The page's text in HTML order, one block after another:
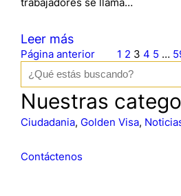
trabajadores se llama…
Leer más
Página anterior 1 2 3 4 5 …
s
c
a
Nuestras
Ciudadania, Golden Visa,
Contáctenos